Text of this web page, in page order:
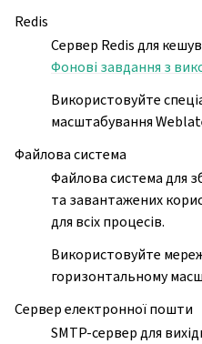
Redis
Сервер Redis для
Фонові завдання з
Використовуйте
масштабування
Файлова система
Файлова система для
та завантажених
для всіх процесів.
Використовуйте
горизонтальному
Сервер електронної пошти
SMTP-сервер для